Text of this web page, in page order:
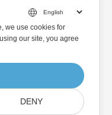
we use cookies for
our site, you agree
DENY